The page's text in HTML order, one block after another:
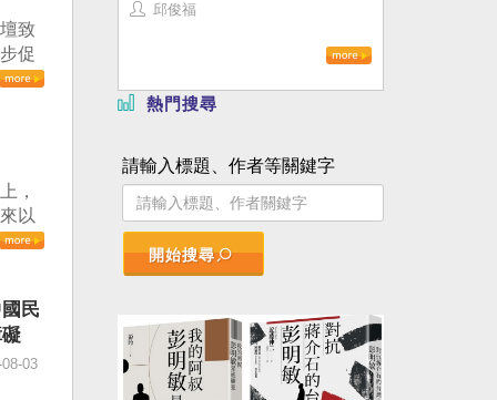
致
促
實
僅
審
會
會
，
會坐
，
以
」
。
體
民
03
邱俊福
熱門搜尋
請輸入標題、作者等關鍵字
開始搜尋